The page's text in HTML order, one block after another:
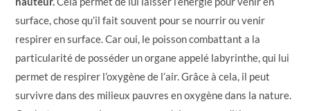
surface, chose qu’il fait souvent pour se nourrir ou venir
respirer en surface. Car oui, le poisson combattant a la
particularité de posséder un organe appelé labyrinthe, qui lui
permet de respirer l’oxygène de l’air. Grâce à cela, il peut
survivre dans des milieux pauvres en oxygène dans la nature.